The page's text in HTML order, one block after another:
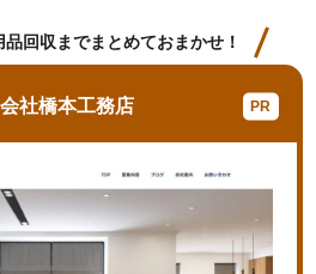
回収までまとめておまかせ！
社橋本工務店